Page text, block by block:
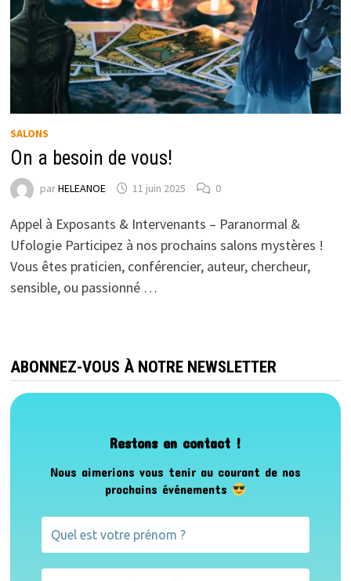
SALONS
On a besoin de vous!
parHELEANOE 11 juin 2025 0
Appel à Exposants & Intervenants – Paranormal &
Ufologie Participez à nos prochains salons mystères !
Vous êtes praticien, conférencier, auteur, chercheur,
sensible, ou passionné …
ABONNEZ-VOUS À NOTRE NEWSLETTER
Restons en contact !
Nous aimerions vous tenir au courant de nos
prochains événements